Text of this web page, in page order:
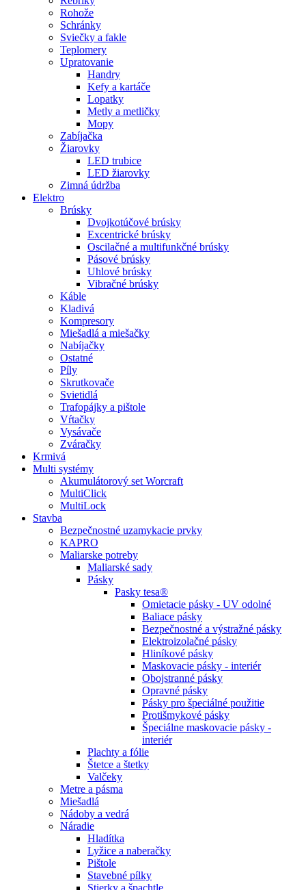
Rohože
Schránky
Sviečky a fakle
Teplomery
Upratovanie
Handry
Kefy a kartáče
Lopatky
Metly a metličky
Mopy
Zabíjačka
Žiarovky
LED trubice
LED žiarovky
Zimná údržba
Elektro
Brúsky
Dvojkotúčové brúsky
Excentrické brúsky
Oscilačné a multifunkčné brúsky
Pásové brúsky
Uhlové brúsky
Vibračné brúsky
Káble
Kladivá
Kompresory
Miešadlá a miešačky
Nabíjačky
Ostatné
Píly
Skrutkovače
Svietidlá
Trafopájky a pištole
Vŕtačky
Vysávače
Zváračky
Krmivá
Multi systémy
Akumulátorový set Worcraft
MultiClick
MultiLock
Stavba
Bezpečnostné uzamykacie prvky
KAPRO
Maliarske potreby
Maliarské sady
Pásky
Pasky tesa®
Omietacie pásky - UV odolné
Baliace pásky
Bezpečnostné a výstražné pásky
Elektroizolačné pásky
Hliníkové pásky
Maskovacie pásky - interiér
Obojstranné pásky
Opravné pásky
Pásky pro špeciálné použitie
Protišmykové pásky
Špeciálne maskovacie pásky -
interiér
Plachty a fólie
Štetce a štetky
Valčeky
Metre a pásma
Miešadlá
Nádoby a vedrá
Náradie
Hladítka
Lyžice a naberačky
Pištole
Stavebné pílky
Stierky a špachtle